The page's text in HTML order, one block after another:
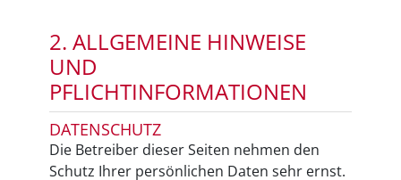
2. ALLGEMEINE HINWEISE
UND
PFLICHTINFORMATIONEN
DATENSCHUTZ
Die Betreiber dieser Seiten nehmen den
Schutz Ihrer persönlichen Daten sehr ernst.